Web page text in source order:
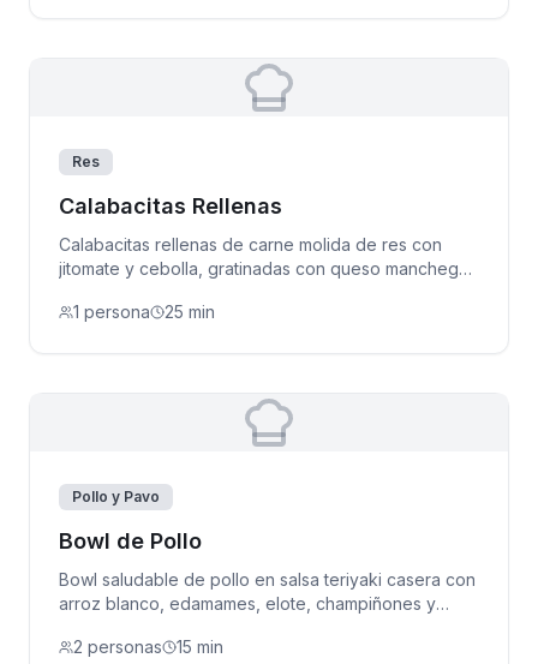
Res
Calabacitas Rellenas
Calabacitas rellenas de carne molida de res con
jitomate y cebolla, gratinadas con queso manchego
1 persona
25 min
Pollo y Pavo
Bowl de Pollo
Bowl saludable de pollo en salsa teriyaki casera con
arroz blanco, edamames, elote, champiñones y
2 personas
15 min